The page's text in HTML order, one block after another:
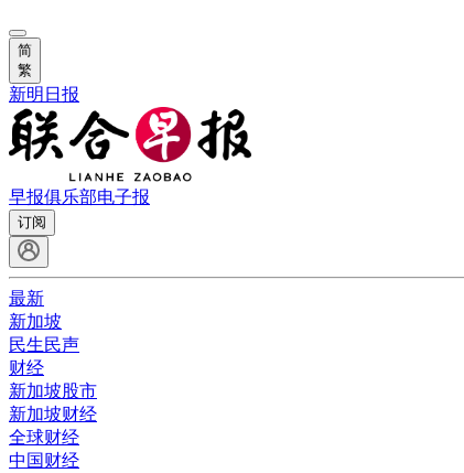
简
繁
新明日报
早报俱乐部电子报
订阅
最新
新加坡
民生民声
财经
新加坡股市
新加坡财经
全球财经
中国财经